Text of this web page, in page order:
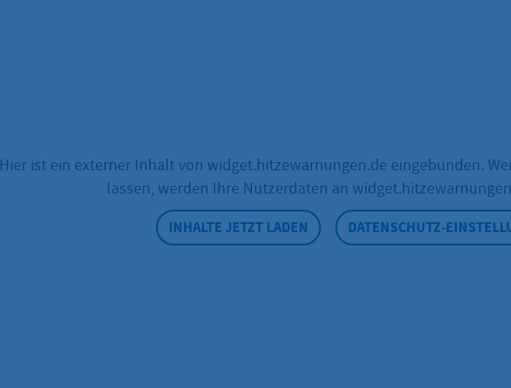
Hier ist ein externer Inhalt von widget.hitzewarnungen.de eingebunden.
lassen, werden Ihre Nutzerdaten an
INHALTE JETZT LADEN DATENSCHUTZ-